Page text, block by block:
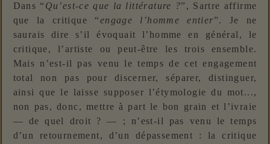
Dans “ Qu’est-ce que la littérature ?”, Sartre affirme
que la critique “engage l’homme entier”. Je ne
saurais dire s’il évoquait l’homme en général, le
critique, l’artiste ou peut-être les trois ensemble.
Mais n’est-il pas venu le temps de cet engagement
total non pas pour discerner, séparer, distinguer,
ainsi que le laisse supposer l’étymologie du mot...,
non pas, donc, mettre à part le bon grain et l’ivraie
— de quel droit ? — ; n’est-il pas venu le temps
d’un retournement, d’un dépassement : la critique